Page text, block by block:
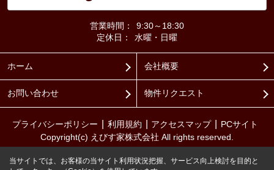
営業時間：
9:30～18:30
定休日：
水曜・日曜
ホーム 会社概要
お問い合わせ 物件リクエスト
プライバシーポリシー 利用規約 アクセスマップ
PCサイト
Copyright(c) えびす家株式会社 All rights reserved.
当サイトでは、お客様の当サイト利用状況把握、サービス向上検討を目的と